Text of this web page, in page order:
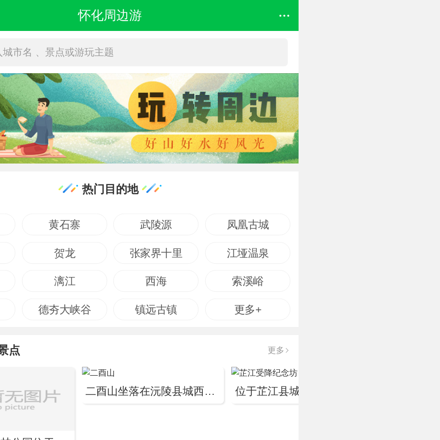
怀化周边游
城市名 、景点或游玩主题
热门目的地
黄石寨 武陵源 凤凰古城
贺龙 张家界十里 江垭温泉
漓江 西海 索溪峪
德夯大峡谷 镇远古镇 更多+
点 更多
二酉山坐落在沅陵县城西北15公里处的二酉苗族乡乌宿村...